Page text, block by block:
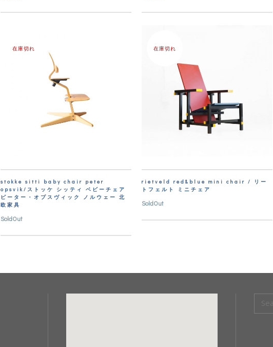
在庫切れ
stokke sitti baby chair peter
opsvik/ストッケ シッティ ベビーチェア
ピーター・オプスヴィック ノルウェー 北
欧家具
SoldOut
在庫切れ
rietveld red&blue mini chair / リー
トフェルト ミニチェア
SoldOut